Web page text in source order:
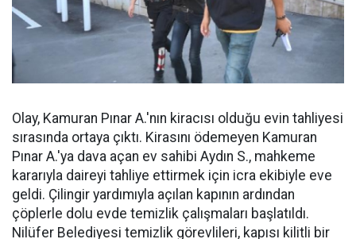
Olay, Kamuran Pınar A.'nın kiracısı olduğu evin tahliyesi
sırasında ortaya çıktı. Kirasını ödemeyen Kamuran
Pınar A.'ya dava açan ev sahibi Aydın S., mahkeme
kararıyla daireyi tahliye ettirmek için icra ekibiyle eve
geldi. Çilingir yardımıyla açılan kapının ardından
çöplerle dolu evde temizlik çalışmaları başlatıldı.
Nilüfer Belediyesi temizlik görevlileri, kapısı kilitli bir